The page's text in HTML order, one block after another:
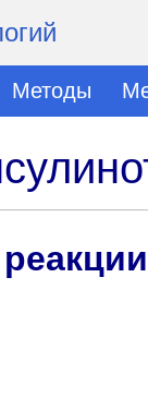
Методы